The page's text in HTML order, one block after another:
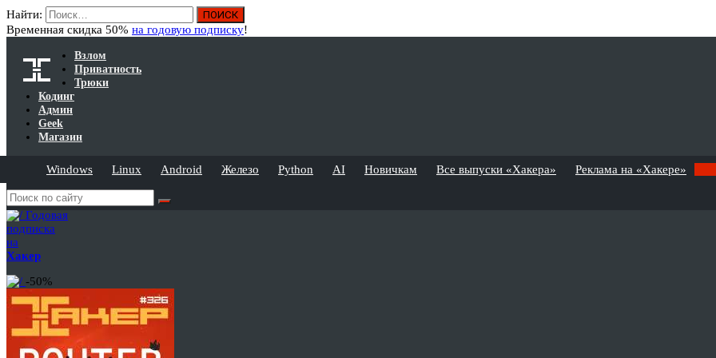
Найти:
Временная скидка 50% на годовую подписку!
Взлом
Приватность
Трюки
Кодинг
Админ
Geek
Магазин
Windows Linux Android Железо Python AI Новичкам Все выпуски «Хакера» Реклама на «Хакере»
Годовая
подписка
на
Хакер
-50%